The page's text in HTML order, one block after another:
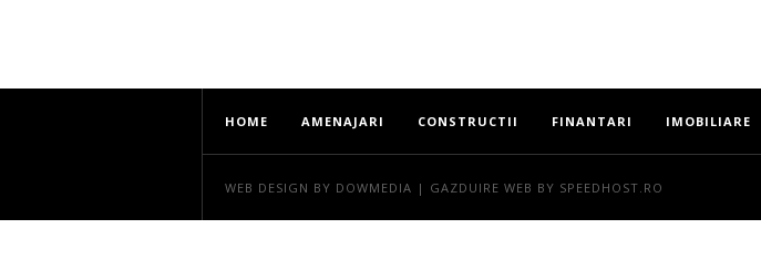
HOME AMENAJARI CONSTRUCTII FINANTARI IMOBILIARE
WEB DESIGN BY DOWMEDIA | GAZDUIRE WEB BY SPEEDHOST.RO